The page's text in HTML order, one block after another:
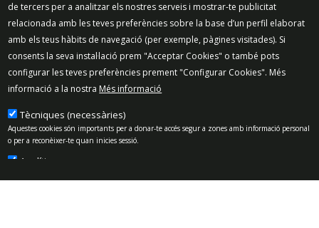
Mapa del lloc
Política de Privacitat
Política de Xarxes Socials
Política de cookies
Protecció de dades
Avís legal
Contacte
Preguntes freqüents
© 2025 - Ajuntament de Vilassar de Mar
de tercers per a analitzar els nostres serveis i mostrar-te publicitat
relacionada amb les teves preferències sobre la base d’un perfil elaborat
amb els teus hàbits de navegació (per exemple, pàgines visitades). Si
consents la seva instal·lació prem "Acceptar Cookies" o també pots
configurar les teves preferències prement "Configurar Cookies". Més
informació a la nostra Més informació
Tècniques (necessàries)
Aquestes cookies són importants per a donar-te accés segur a zones amb informació personal
o per a reconèixer-te quan inicies sessió.
Analítiques